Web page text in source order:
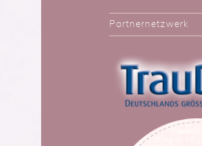
Partnernetzwerk